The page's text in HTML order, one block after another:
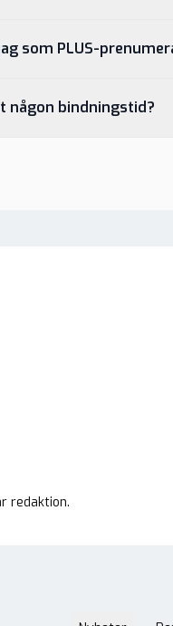
som PLUS-
någon bindningstid?
redaktion.